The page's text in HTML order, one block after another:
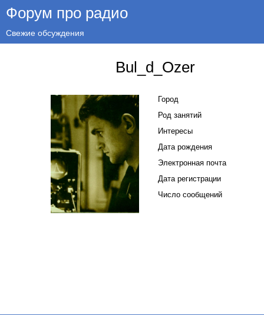
Форум про радио
Свежие обсуждения
Bul_d_Ozer
Город
Род занятий
Интересы
Дата рождения
Электронная почта
Дата регистрации
Число сообщений